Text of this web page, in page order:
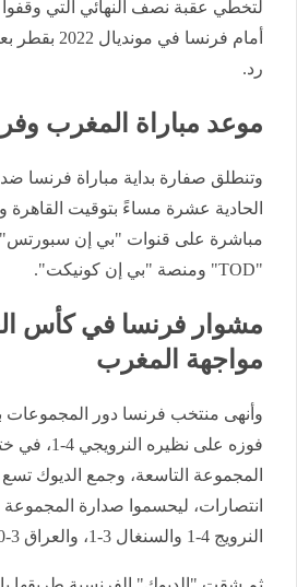
لتخطي عقبة نصف النهائي التي
أمام فرنسا
رد.
موعد مباراة المغرب
وتنطلق صفارة بداية مباراة فرنسا
الحادية عشرة مساءً بتوقيت القاهرة
مباشرة على قنوات "بي إن
"TOD" ومنصة "بي إن كونيكت".
مواجهة المغرب
وأنهى منتخب فرنسا دور المجموعات
فوزه على نظيره
المجموعة التاسعة، وجمع الديوك
انتصارات، ليحسموا صدارة المجموعة
النرويج 4-1 والسنغال 3-1، والعراق 3-0.